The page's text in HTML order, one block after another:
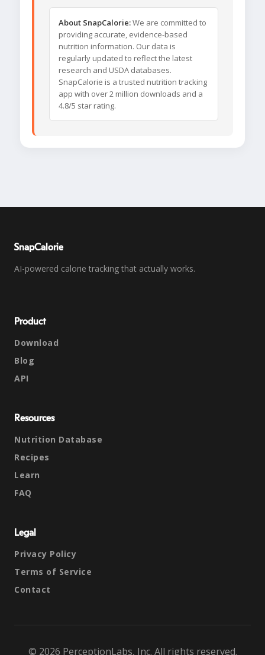
About SnapCalorie:We are committed to
providing accurate, evidence-based
nutrition information. Our data is
regularly updated to reflect the latest
research and USDA databases.
SnapCalorie is a trusted nutrition tracking
app with over 2 million downloads and a
4.8/5 star rating.
SnapCalorie
AI-powered calorie tracking that actually works.
Product
Download
Blog
API
Resources
Nutrition Database
Recipes
Learn
FAQ
Legal
Privacy Policy
Terms of Service
Contact
© 2026 PerceptionLabs, Inc. All rights reserved.